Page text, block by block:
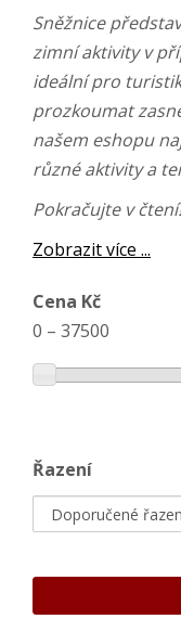
Sněžnice
zimní aktivity v
ideální pro
prozkoumat
našem eshopu
různé aktivity a
Pokračujte v čtení!
Zobrazit více ...
Cena Kč
0 – 37500
Řazení